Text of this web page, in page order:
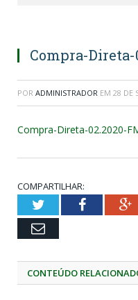
Compra-Direta-
POR ADMINISTRADOR EM 28 DE
Compra-Direta-02.2020-
COMPARTILHAR:
TwitterFacebook
Email
CONTEÚDO